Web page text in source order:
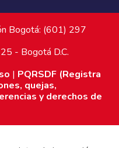
Bogotá: (601) 297
- Bogotá D.C.
| PQRSDF (Registra
quejas,
y derechos de